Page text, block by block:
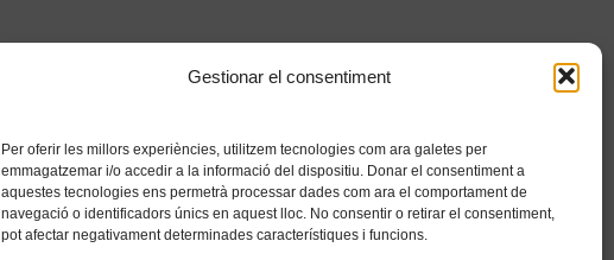
Gestionar el consentiment
Per oferir les millors experiències, utilitzem tecnologies com ara galetes per
emmagatzemar i/o accedir a la informació del dispositiu. Donar el consentiment a
aquestes tecnologies ens permetrà processar dades com ara el comportament de
navegació o identificadors únics en aquest lloc. No consentir o retirar el consentiment,
pot afectar negativament determinades característiques i funcions.